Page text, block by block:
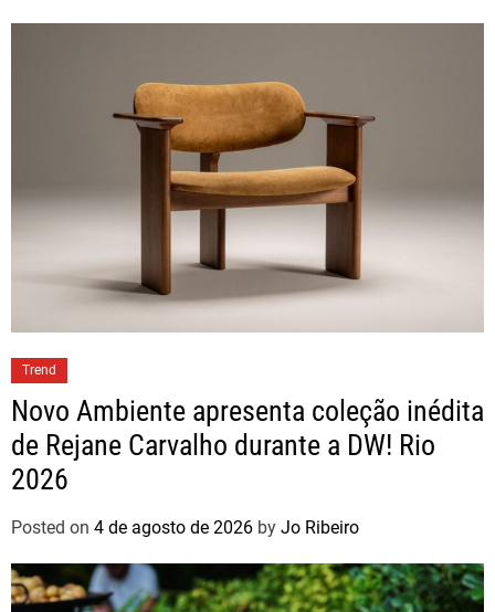
Trend
Novo Ambiente apresenta coleção inédita
de Rejane Carvalho durante a DW! Rio
2026
Posted on 4 de agosto de 2026 by Jo Ribeiro